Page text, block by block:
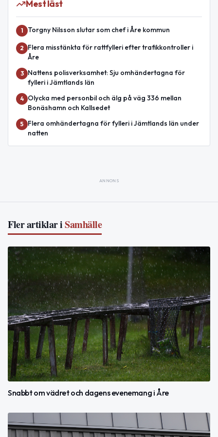
Mest läst
1 Torgny Nilsson slutar som chef i Åre kommun
2
Flera misstänkta för rattfylleri efter trafikkontroller i
Åre
3
Nattens polisverksamhet: Sju omhändertagna för
fylleri i Jämtlands län
4
Olycka med personbil och älg på väg 336 mellan
Bonäshamn och Kallsedet
5
Flera omhändertagna för fylleri i Jämtlands län under
natten
ANNONS
Fler artiklar iSamhälle
Snabbt om vädret och dagens evenemang i Åre